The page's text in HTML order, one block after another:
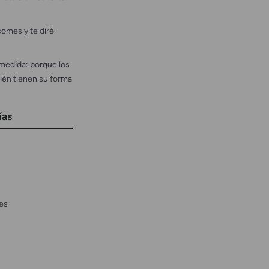
y te diré
porque los
tienen su forma